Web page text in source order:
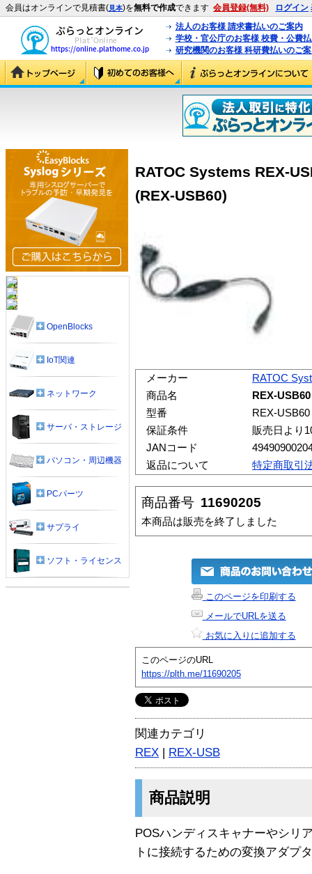
会員はオンラインで見積書(見本)を無料で作成できます 会員登録(無料) ログイン
法人のお客様 請求書払いのご案内
学校・官公庁のお客様 校費・公費
研究機関のお客様 科研費払いのご
RATOC Systems REX-
(REX-USB60)
メーカー
RATOC
商品名
REX-
型番
REX-USB60
保証条件
販売日より
JANコード
返品について
特定商取引
商品番号 11690205
本商品は販売を終了しました
このページを印刷する
メールでURLを送る
お気に入りに追加する
このページのURL
https://plth.me/11690205
関連カテゴリ
REX | REX-USB
商品説明
POSハンディスキャナーやシリ
トに接続するための変換アダプ
OpenBlocks
IoT関連
ネットワーク
サーバ・ストレージ
パソコン・周辺機器
PCパーツ
サプライ
ソフト・ライセンス